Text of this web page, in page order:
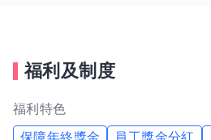
福利及制度
福利特色
保障年終獎金 員工獎金分紅